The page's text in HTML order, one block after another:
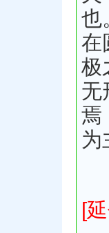
也
在
极
无
焉
为
[